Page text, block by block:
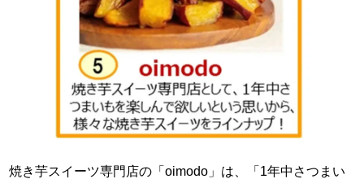
焼き芋スイーツ専門店の「oimodo」は、「1年中さつまい